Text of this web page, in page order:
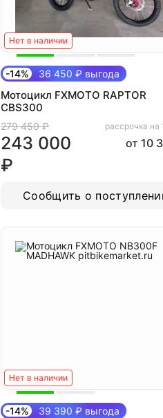
Нет в наличии
-14% 36 450 ₽ выгода
Мотоцикл FXMOTO RAPTOR
CBS300
279 450 ₽
243 000
₽
рассрочка на
от 10
Сообщить о
Нет в наличии
-14% 39 390 ₽ выгода